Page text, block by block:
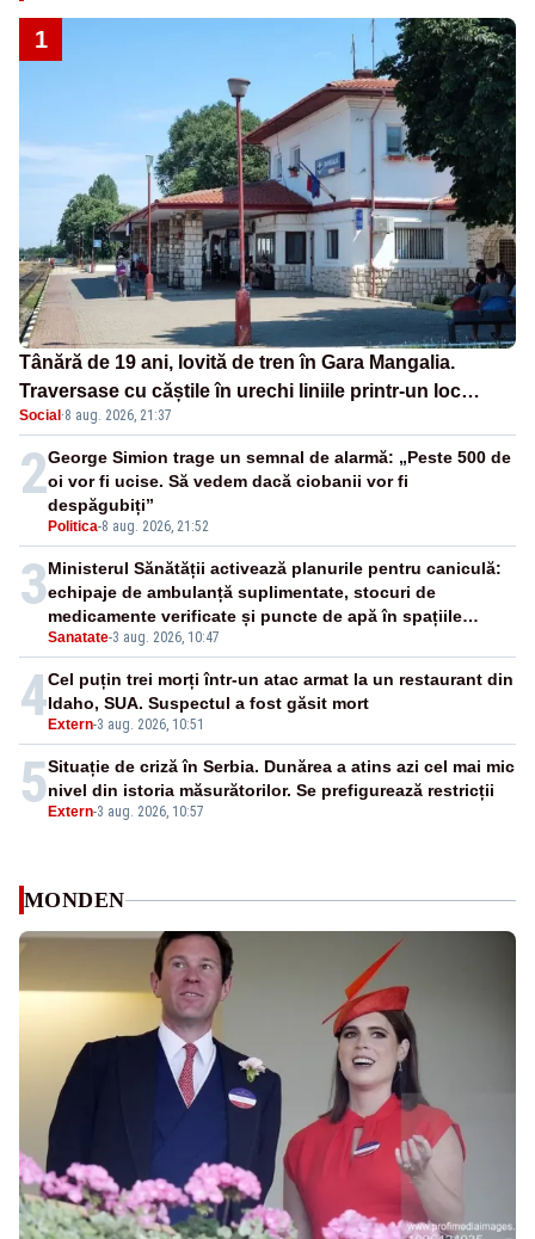
1
Tânără de 19 ani, lovită de tren în Gara Mangalia.
Traversase cu căștile în urechi liniile printr-un loc
nepermis
Social ·8 aug. 2026, 21:37
2
Politica-8 aug. 2026, 21:52
George Simion trage un semnal de alarmă: „Peste 500 de
oi vor fi ucise. Să vedem dacă ciobanii vor fi
despăgubiți”
3
Sanatate-3 aug. 2026, 10:47
Ministerul Sănătății activează planurile pentru caniculă:
echipaje de ambulanță suplimentate, stocuri de
medicamente verificate și puncte de apă în spațiile
publice
4 Extern-3 aug. 2026, 10:51
Cel puțin trei morți într-un atac armat la un restaurant din
Idaho, SUA. Suspectul a fost găsit mort
5 Extern-3 aug. 2026, 10:57
Situație de criză în Serbia. Dunărea a atins azi cel mai mic
nivel din istoria măsurătorilor. Se prefigurează restricții
MONDEN